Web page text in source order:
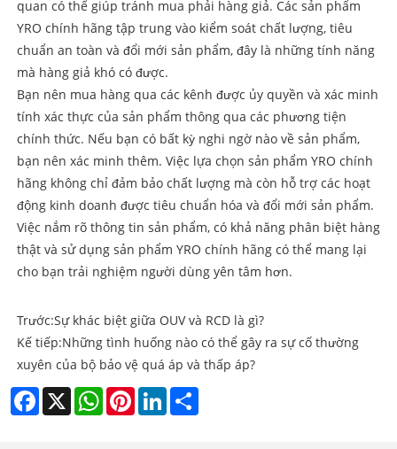
quan có thể giúp tránh mua phải hàng giả. Các sản phẩm
YRO chính hãng tập trung vào kiểm soát chất lượng, tiêu
chuẩn an toàn và đổi mới sản phẩm, đây là những tính năng
mà hàng giả khó có được.
Bạn nên mua hàng qua các kênh được ủy quyền và xác minh
tính xác thực của sản phẩm thông qua các phương tiện
chính thức. Nếu bạn có bất kỳ nghi ngờ nào về sản phẩm,
bạn nên xác minh thêm. Việc lựa chọn sản phẩm YRO chính
hãng không chỉ đảm bảo chất lượng mà còn hỗ trợ các hoạt
động kinh doanh được tiêu chuẩn hóa và đổi mới sản phẩm.
Việc nắm rõ thông tin sản phẩm, có khả năng phân biệt hàng
thật và sử dụng sản phẩm YRO chính hãng có thể mang lại
cho bạn trải nghiệm người dùng yên tâm hơn.
Trước:Sự khác biệt giữa OUV và RCD là gì?
Kế tiếp:Những tình huống nào có thể gây ra sự cố thường
xuyên của bộ bảo vệ quá áp và thấp áp?
Facebook
X WhatsAppPinterestLinkedIn